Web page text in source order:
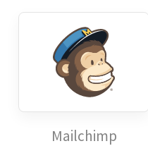
Mailchimp